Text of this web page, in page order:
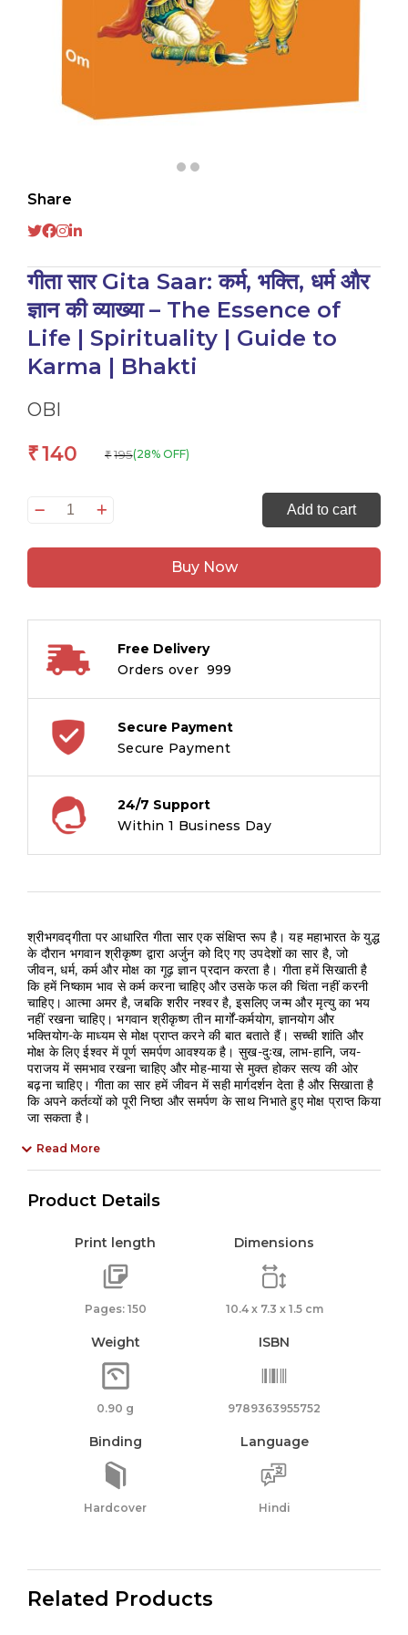
Share
गीता सार Gita Saar: कर्म, भक्ति, धर्म और
ज्ञान की व्याख्या – The Essence of
Life | Spirituality | Guide to
Karma | Bhakti
OBI
₹140 ₹ 195(28% OFF)
गीता
Gita
भक्ति,
और
की
व्याख्या
–
Essence
of
Life
|
to
Karma
|
Bhakti
quantity
Add to cart
Buy Now
Free Delivery
Orders over ₹ 999
Secure Payment
Secure Payment
24/7 Support
Within 1 Business Day
श्रीभगवद्गीता पर आधारित गीता सार एक संक्षिप्त रूप है। यह महाभारत के युद्ध
के दौरान भगवान श्रीकृष्ण द्वारा अर्जुन को दिए गए उपदेशों का सार है, जो
जीवन, धर्म, कर्म और मोक्ष का गूढ़ ज्ञान प्रदान करता है। गीता हमें सिखाती है
कि हमें निष्काम भाव से कर्म करना चाहिए और उसके फल की चिंता नहीं करनी
चाहिए। आत्मा अमर है, जबकि शरीर नश्वर है, इसलिए जन्म और मृत्यु का भय
नहीं रखना चाहिए। भगवान श्रीकृष्ण तीन मार्गों-कर्मयोग, ज्ञानयोग और
भक्तियोग-के माध्यम से मोक्ष प्राप्त करने की बात बताते हैं। सच्ची शांति और
मोक्ष के लिए ईश्वर में पूर्ण समर्पण आवश्यक है। सुख-दुःख, लाभ-हानि, जय-
पराजय में समभाव रखना चाहिए और मोह-माया से मुक्त होकर सत्य की ओर
बढ़ना चाहिए। गीता का सार हमें जीवन में सही मार्गदर्शन देता है और सिखाता है
कि अपने कर्तव्यों को पूरी निष्ठा और समर्पण के साथ निभाते हुए मोक्ष प्राप्त किया
जा सकता है।
Read More
Product Details
Print length
Pages: 150
Dimensions
10.4 x 7.3 x 1.5 cm
Weight
0.90 g
ISBN
9789363955752
Binding
Hardcover
Language
Hindi
Related Products